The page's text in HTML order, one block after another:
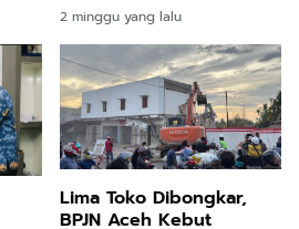
Integritas PAD
2 minggu yang lalu
Lima Toko Dibongkar,
BPJN Aceh Kebut